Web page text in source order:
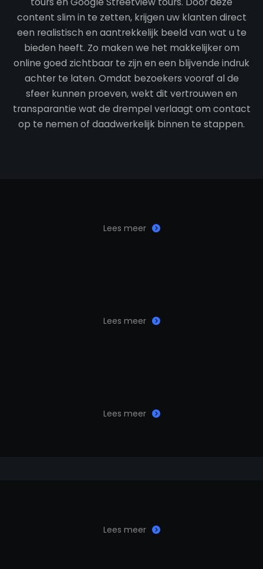
content slim in te zetten, krijgen uw klanten direct
een realistisch en aantrekkelijk beeld van wat u te
bieden heeft. Zo maken we het makkelijker om
online goed zichtbaar te zijn en een blijvende indruk
achter te laten. Omdat bezoekers vooraf al de
sfeer kunnen proeven, wekt dit vertrouwen en
transparantie wat de drempel verlaagt om contact
op te nemen of daadwerkelijk binnen te stappen.
Lees meer
Lees meer
Lees meer
Lees meer